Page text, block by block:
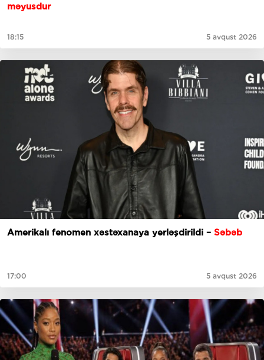
məyusdur
18:15 5 avqust 2026
Amerikalı fenomen xəstəxanaya yerləşdirildi – Səbəb
17:00 5 avqust 2026